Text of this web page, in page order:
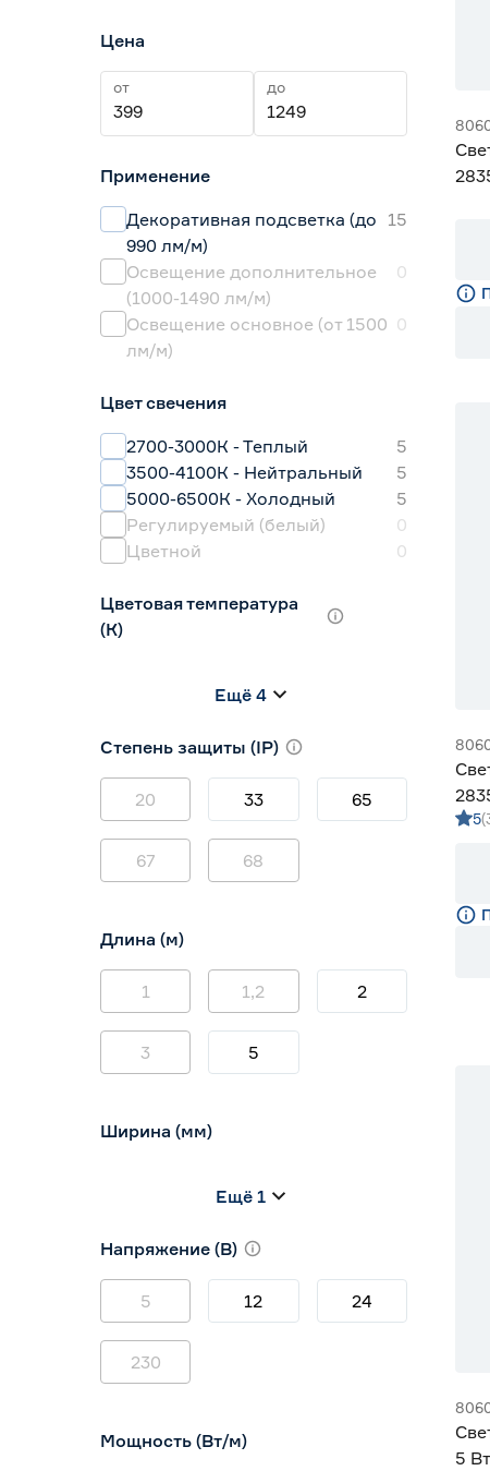
Цена
от до
Применение
Декоративная подсветка (до
990 лм/м)
15
Освещение дополнительное
(1000-1490 лм/м)
0
Освещение основное (от 1500
лм/м)
0
Цвет свечения
2700-3000К - Теплый
5
3500-4100К - Нейтральный
5
5000-6500К - Холодный
5
Регулируемый (белый)
0
Цветной
0
Цветовая температура
(К)
2700-3000 (теплый)
3800-4200 (дневной)
4000 (нейтральный)
0
Ещё 4
Степень защиты (IP)
20 33 65
67 68
Длина (м)
1 1,2 2
3 5
Ширина (мм)
10 12
Ещё 1
Напряжение (В)
5 12 24
230
Мощность (Вт/м)
5
5